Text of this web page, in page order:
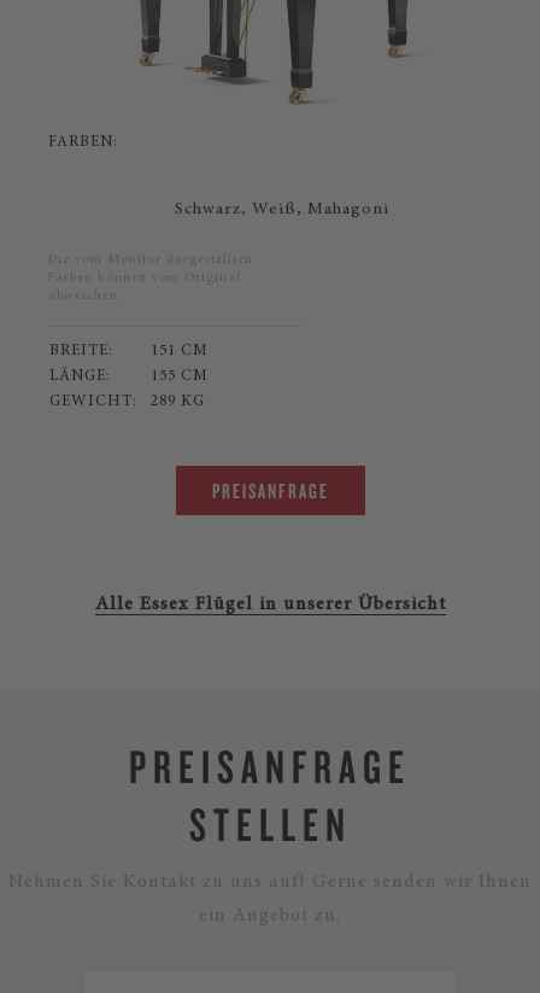
FARBEN:
Schwarz, Weiß, Mahagoni
Die vom Monitor dargestellten
Farben können vom Original
abweichen.
BREITE:
151 CM
LÄNGE:
155 CM
GEWICHT:
289 KG
PREISANFRAGE
Alle Essex Flügel in unserer Übersicht
PREISANFRAGE
STELLEN
Nehmen Sie Kontakt zu uns auf! Gerne senden wir Ihnen
ein Angebot zu.